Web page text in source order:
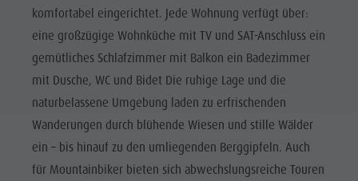
komfortabel eingerichtet. Jede Wohnung verfügt über:
eine großzügige Wohnküche mit TV und SAT-Anschluss ein
gemütliches Schlafzimmer mit Balkon ein Badezimmer
mit Dusche, WC und Bidet Die ruhige Lage und die
naturbelassene Umgebung laden zu erfrischenden
Wanderungen durch blühende Wiesen und stille Wälder
ein – bis hinauf zu den umliegenden Berggipfeln. Auch
für Mountainbiker bieten sich abwechslungsreiche Touren